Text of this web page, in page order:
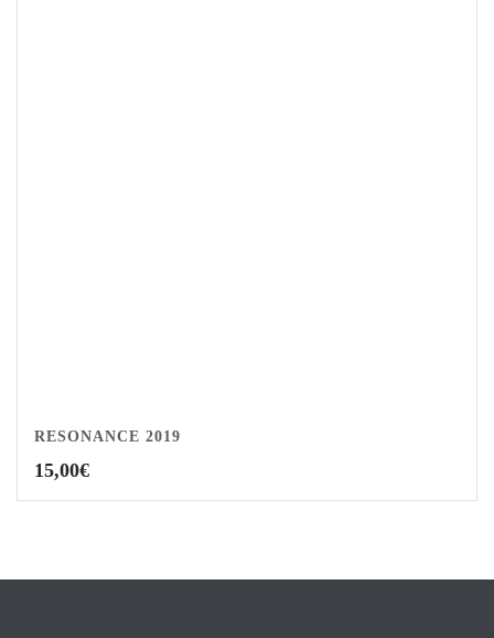
RESONANCE 2019
15,00€